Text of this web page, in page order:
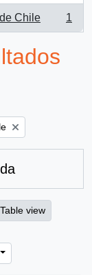
Chile 1
Table view